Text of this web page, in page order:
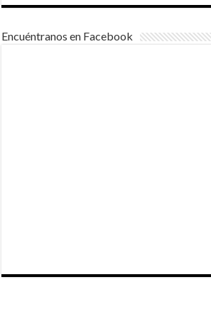
Encuéntranos en Facebook